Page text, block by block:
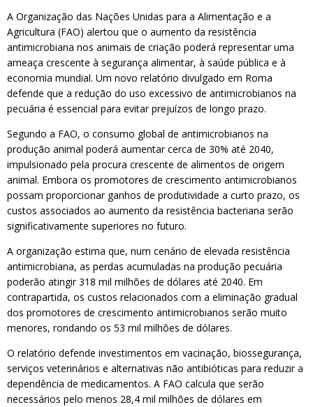
A Organização das Nações Unidas para a Alimentação e a
Agricultura (FAO) alertou que o aumento da resistência
antimicrobiana nos animais de criação poderá representar uma
ameaça crescente à segurança alimentar, à saúde pública e à
economia mundial. Um novo relatório divulgado em Roma
defende que a redução do uso excessivo de antimicrobianos na
pecuária é essencial para evitar prejuízos de longo prazo.
Segundo a FAO, o consumo global de antimicrobianos na
produção animal poderá aumentar cerca de 30% até 2040,
impulsionado pela procura crescente de alimentos de origem
animal. Embora os promotores de crescimento antimicrobianos
possam proporcionar ganhos de produtividade a curto prazo, os
custos associados ao aumento da resistência bacteriana serão
significativamente superiores no futuro.
A organização estima que, num cenário de elevada resistência
antimicrobiana, as perdas acumuladas na produção pecuária
poderão atingir 318 mil milhões de dólares até 2040. Em
contrapartida, os custos relacionados com a eliminação gradual
dos promotores de crescimento antimicrobianos serão muito
menores, rondando os 53 mil milhões de dólares.
O relatório defende investimentos em vacinação, biossegurança,
serviços veterinários e alternativas não antibióticas para reduzir a
dependência de medicamentos. A FAO calcula que serão
necessários pelo menos 28,4 mil milhões de dólares em